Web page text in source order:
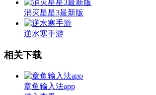
消灭星星3最新版
逆水寒手游
相关下载
章鱼输入法app